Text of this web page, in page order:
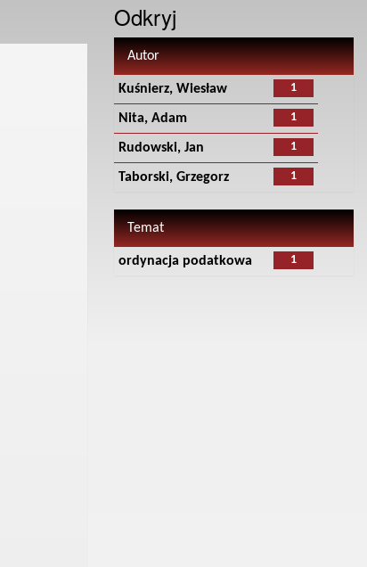
Odkryj
Autor
1
Kuśnierz, Wiesław
1
Nita, Adam
1
Rudowski, Jan
1
Taborski, Grzegorz
Temat
1
ordynacja podatkowa